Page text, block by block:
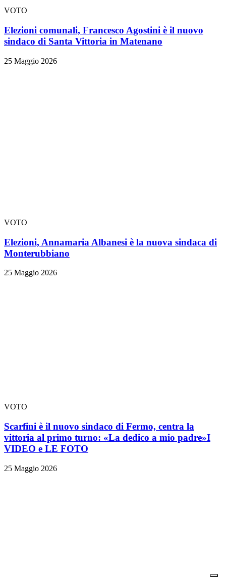
VOTO
Elezioni comunali, Francesco Agostini è il nuovo
sindaco di Santa Vittoria in Matenano
25 Maggio 2026
VOTO
Elezioni, Annamaria Albanesi è la nuova sindaca di
Monterubbiano
25 Maggio 2026
VOTO
Scarfini è il nuovo sindaco di Fermo, centra la
vittoria al primo turno: «La dedico a mio padre»I
VIDEO e LE FOTO
25 Maggio 2026